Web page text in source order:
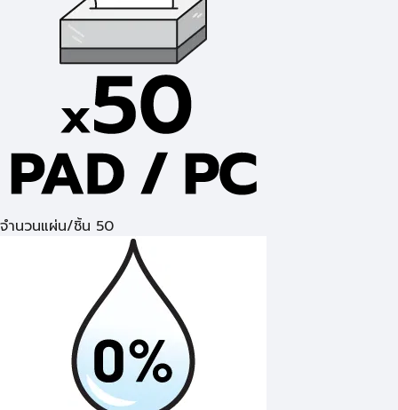
จำนวนแผ่น/ชิ้น 50